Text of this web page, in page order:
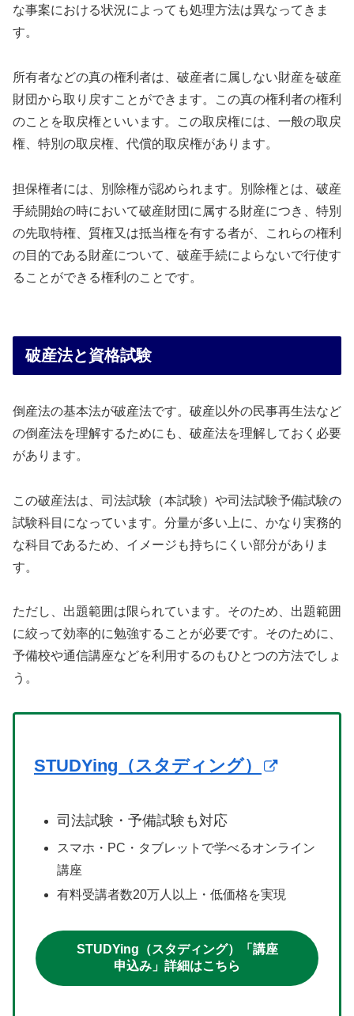
な事案における状況によっても処理方法は異なってきま
す。
所有者などの真の権利者は、破産者に属しない財産を破産
財団から取り戻すことができます。この真の権利者の権利
のことを取戻権といいます。この取戻権には、一般の取戻
権、特別の取戻権、代償的取戻権があります。
担保権者には、別除権が認められます。別除権とは、破産
手続開始の時において破産財団に属する財産につき、特別
の先取特権、質権又は抵当権を有する者が、これらの権利
の目的である財産について、破産手続によらないで行使す
ることができる権利のことです。
破産法と資格試験
倒産法の基本法が破産法です。破産以外の民事再生法など
の倒産法を理解するためにも、破産法を理解しておく必要
があります。
この破産法は、司法試験（本試験）や司法試験予備試験の
試験科目になっています。分量が多い上に、かなり実務的
な科目であるため、イメージも持ちにくい部分がありま
す。
ただし、出題範囲は限られています。そのため、出題範囲
に絞って効率的に勉強することが必要です。そのために、
予備校や通信講座などを利用するのもひとつの方法でしょ
う。
STUDYing（スタディング）
司法試験・予備試験も対応
スマホ・PC・タブレットで学べるオンライン
講座
有料受講者数20万人以上・低価格を実現
STUDYing（スタディング）「講座
申込み」詳細はこちら